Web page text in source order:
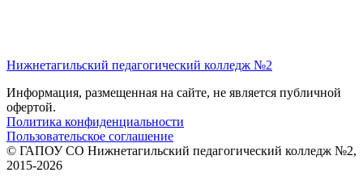
Нижнетагильский педагогический колледж №2
Информация, размещенная на сайте, не является публичной
офертой.
Политика конфиденциальности
Пользовательское соглашение
© ГАПОУ СО Нижнетагильский педагогический колледж №2,
2015-2026